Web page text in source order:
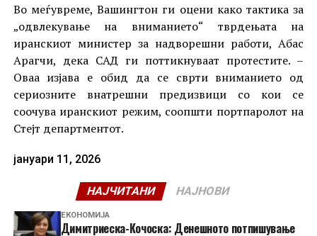
Во меѓувреме, Вашингтон ги оцени како тактика за
„одвлекување на вниманието“ тврдењата на
иранскиот министер за надворешни работи, Абас
Арагчи, дека САД ги поттикнуваат протестите. –
Оваа изјава е обид да се сврти вниманието од
сериозните внатрешни предизвици со кои се
соочува иранскиот режим, соопшти портпаролот на
Стејт департментот.
јануари 11, 2026
НАЈЧИТАНИ НАЈНОВИ
ЕКОНОМИЈА
Димитриеска-Кочоска: Денешното потпишување